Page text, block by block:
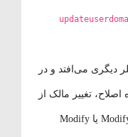
می‌افتد و در
تغییر مالک از
داخل WHM است (بخش Modify an Account یا Modify